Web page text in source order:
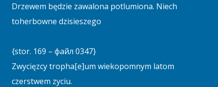
Drzewem będzie zawalona potlumiona. Niech
toherbowne dzisieszego
{stor. 169 – файл 0347}
Zwycięzcy tropha[e]um wiekopomnym latom
czerstwem zyciu.